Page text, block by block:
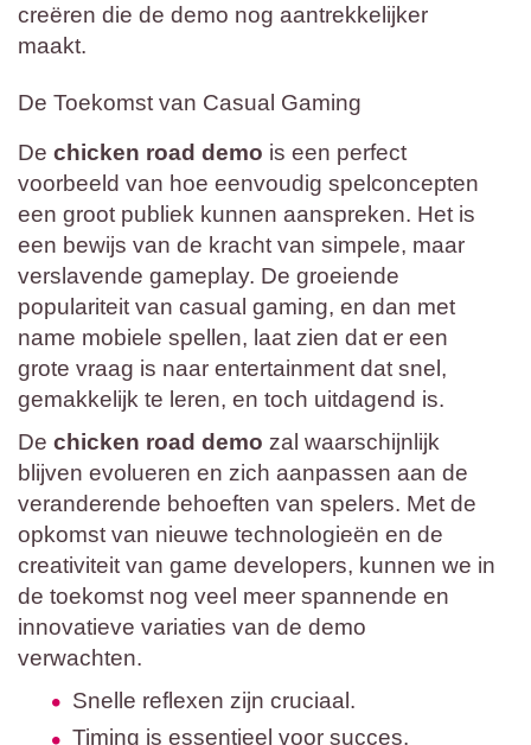
creëren die de demo nog aantrekkelijker
maakt.
De Toekomst van Casual Gaming
De chicken road demo is een perfect
voorbeeld van hoe eenvoudig spelconcepten
een groot publiek kunnen aanspreken. Het is
een bewijs van de kracht van simpele, maar
verslavende gameplay. De groeiende
populariteit van casual gaming, en dan met
name mobiele spellen, laat zien dat er een
grote vraag is naar entertainment dat snel,
gemakkelijk te leren, en toch uitdagend is.
De chicken road demo zal waarschijnlijk
blijven evolueren en zich aanpassen aan de
veranderende behoeften van spelers. Met de
opkomst van nieuwe technologieën en de
creativiteit van game developers, kunnen we in
de toekomst nog veel meer spannende en
innovatieve variaties van de demo
verwachten.
Snelle reflexen zijn cruciaal.
Timing is essentieel voor succes.